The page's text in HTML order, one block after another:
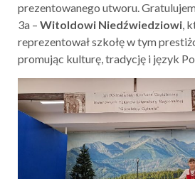
prezentowanego utworu.
3a – Witoldowi Niedźwiedziowi,
reprezentował szkołę w tym
promując kulturę, tradycję i język